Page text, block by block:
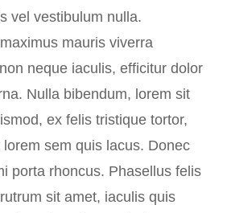
vel vestibulum nulla.
mauris viverra
neque iaculis, efficitur dolor
Nulla bibendum, lorem sit
ex felis tristique tortor,
sem quis lacus. Donec
porta rhoncus. Phasellus felis
sit amet, iaculis quis